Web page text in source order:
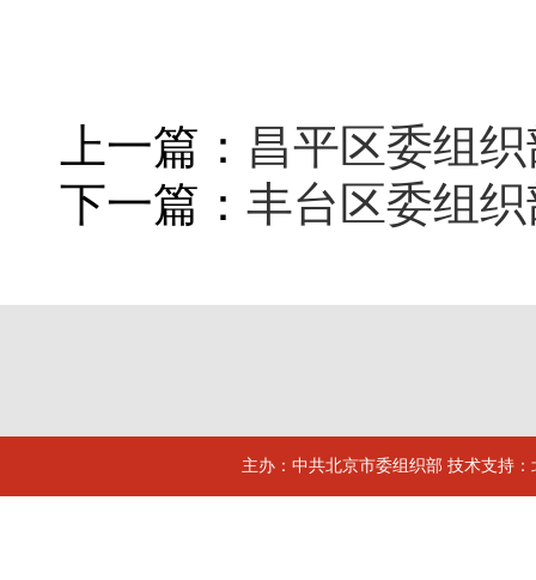
上一篇： 昌平区委组
下一篇： 丰台区委组
主办：中共北京市委组织部 技术支持